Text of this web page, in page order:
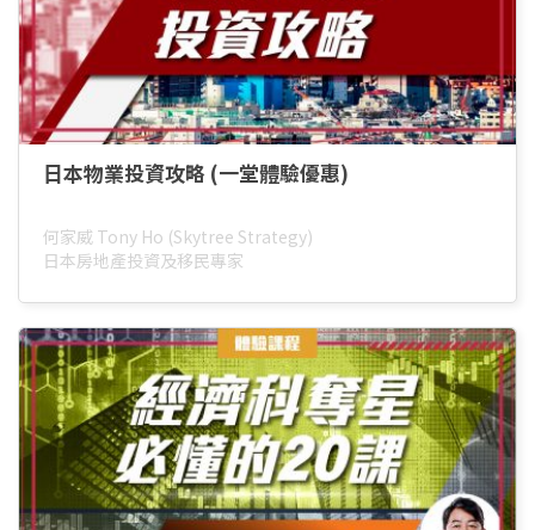
日本物業投資攻略 (一堂體驗優惠)
何家威 Tony Ho (Skytree Strategy)
日本房地產投資及移民專家